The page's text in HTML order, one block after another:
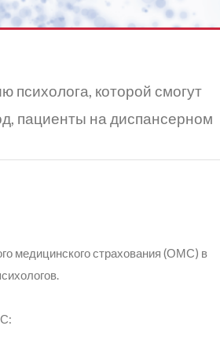
которой смогут
пациенты на диспансерном
медицинского страхования (ОМС) в